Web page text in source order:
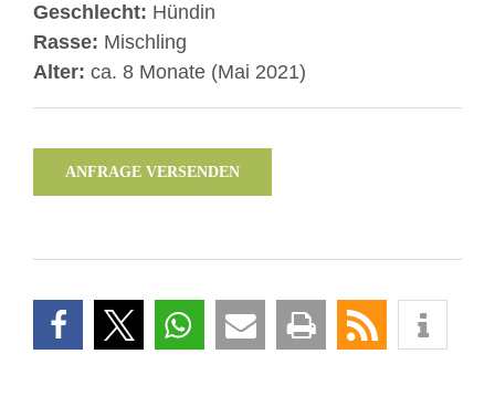
Geschlecht: Hündin
Rasse: Mischling
Alter: ca. 8 Monate (Mai 2021)
ANFRAGE VERSENDEN